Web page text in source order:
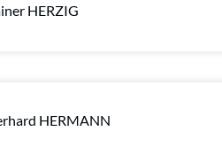
HERZIG
HERMANN